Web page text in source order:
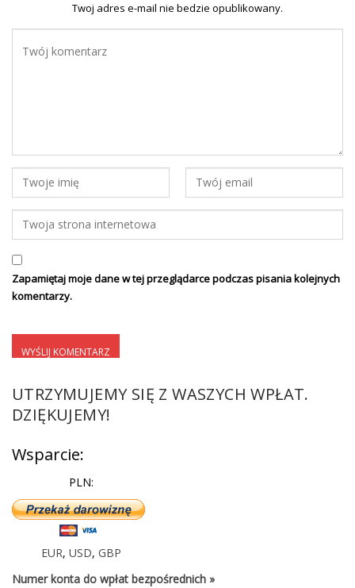
Twoj adres e-mail nie bedzie opublikowany.
Zapamiętaj moje dane w tej przeglądarce podczas pisania kolejnych
komentarzy.
UTRZYMUJEMY SIĘ Z WASZYCH WPŁAT.
DZIĘKUJEMY!
Wsparcie:
PLN:
EUR, USD, GBP
Numer konta do wpłat bezpośrednich »